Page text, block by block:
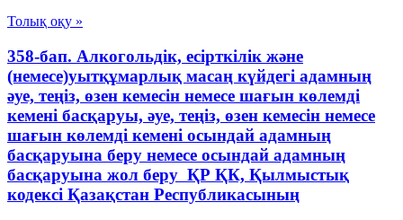
Толық оқу »
358-бап. Алкогольдік, есірткілік және
(немесе)уытқұмарлық масаң күйдегі адамның
әуе, теңіз, өзен кемесiн немесе шағын көлемді
кемені басқаруы, әуе, теңіз, өзен кемесiн немесе
шағын көлемді кемені осындай адамның
басқаруына беру немесе осындай адамның
басқаруына жол беру ҚР ҚК, Қылмыстық
кодексi Қазақстан Республикасының